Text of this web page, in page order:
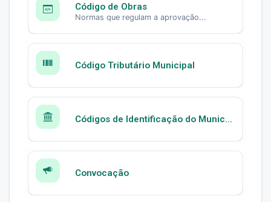
Código de Obras
Normas que regulam a aprovação...
Código Tributário Municipal
Códigos de Identificação do Munic...
Convocação